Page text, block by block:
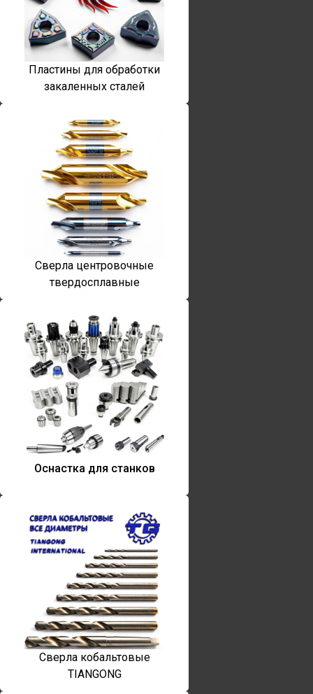
Пластины для обработки
закаленных сталей
Сверла центровочные
твердосплавные
Оснастка для станков
Сверла кобальтовые
TIANGONG